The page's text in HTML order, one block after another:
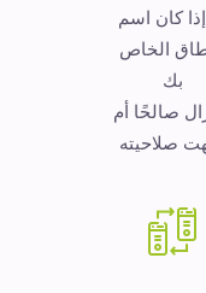
كان اسم
الخاص
بك
صالحًا أم
صلاحيته